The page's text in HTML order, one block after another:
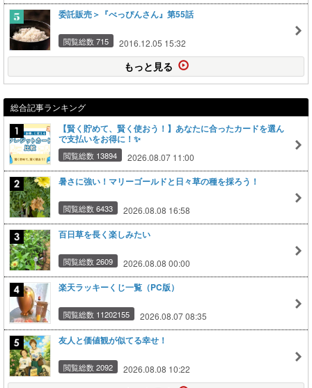
委託販売＞『べっぴんさん』第55話
閲覧総数 715 2016.12.05 15:32
もっと見る
総合記事ランキング
【賢く貯めて、賢く使おう！】あなたに合ったカードを選ん
で支払いをお得に！✨
閲覧総数 13894 2026.08.07 11:00
暑さに強い！マリーゴールドと日々草の種を採ろう！
閲覧総数 6433 2026.08.08 16:58
百日草を長く楽しみたい
閲覧総数 2609 2026.08.08 00:00
楽天ラッキーくじ一覧（PC版）
閲覧総数 11202155 2026.08.07 08:35
友人と価値観が似てる幸せ！
閲覧総数 2092 2026.08.08 10:22